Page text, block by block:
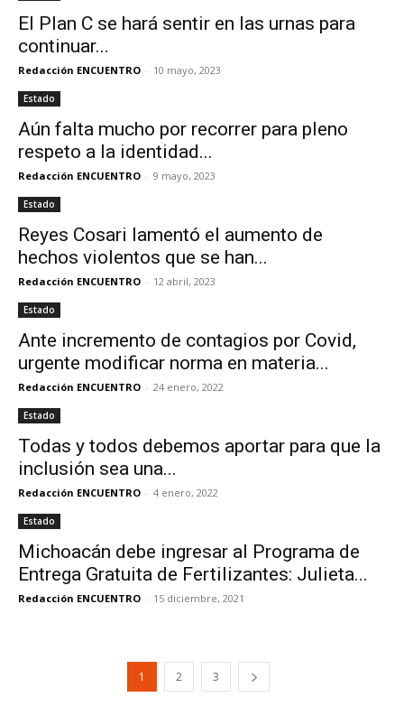
El Plan C se hará sentir en las urnas para
continuar...
Redacción ENCUENTRO - 10 mayo, 2023
Estado
Aún falta mucho por recorrer para pleno
respeto a la identidad...
Redacción ENCUENTRO - 9 mayo, 2023
Estado
Reyes Cosari lamentó el aumento de
hechos violentos que se han...
Redacción ENCUENTRO - 12 abril, 2023
Estado
Ante incremento de contagios por Covid,
urgente modificar norma en materia...
Redacción ENCUENTRO - 24 enero, 2022
Estado
Todas y todos debemos aportar para que la
inclusión sea una...
Redacción ENCUENTRO - 4 enero, 2022
Estado
Michoacán debe ingresar al Programa de
Entrega Gratuita de Fertilizantes: Julieta...
Redacción ENCUENTRO - 15 diciembre, 2021
1 2 3